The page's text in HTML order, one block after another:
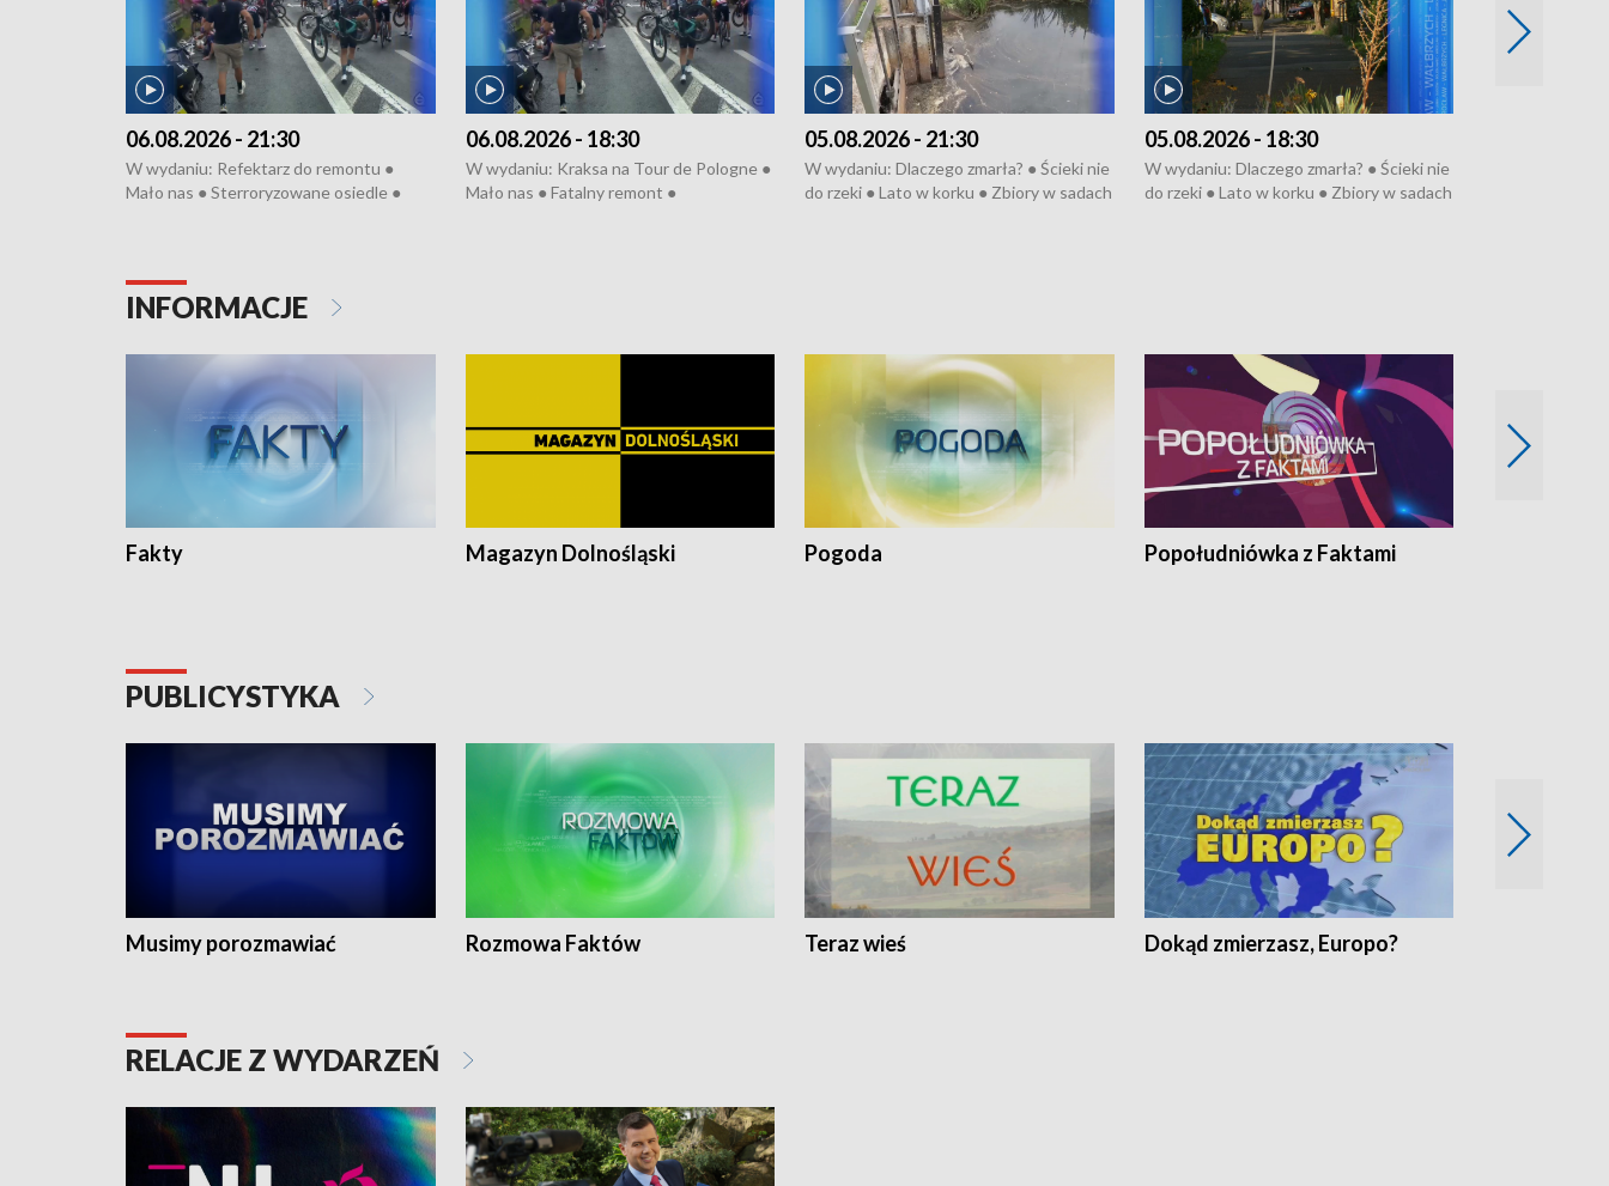
06.08.2026 - 21:30
W wydaniu: Refektarz do remontu ●
Mało nas ● Sterroryzowane osiedle ●
Pologne
06.08.2026 - 18:30
W wydaniu: Kraksa na Tour de Pologne ●
Mało nas ● Fatalny remont ●
05.08.2026 - 21:30
W wydaniu: Dlaczego zmarła? ● Ścieki nie
do rzeki ● Lato w korku ● Zbiory w sadach
05.08.2026 - 18:30
W wydaniu: Dlaczego zmarła? ● Ścieki nie
do rzeki ● Lato w korku ● Zbiory w sadach
INFORMACJE
Fakty Magazyn Dolnośląski Pogoda Popołudniówka z Faktami
PUBLICYSTYKA
Musimy porozmawiać Rozmowa Faktów Teraz wieś Dokąd zmierzasz, Europo?
RELACJE Z WYDARZEŃ